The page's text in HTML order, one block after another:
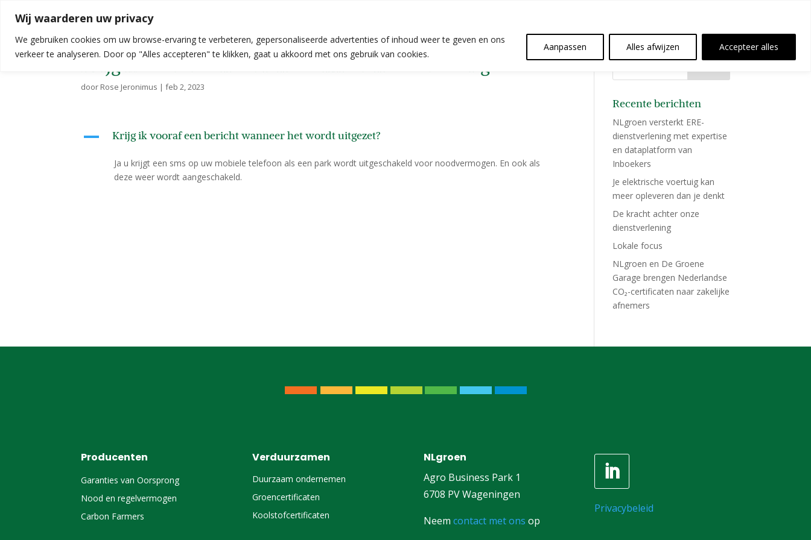
Wij waarderen uw privacy
We gebruiken cookies om uw browse-ervaring te verbeteren, gepersonaliseerde advertenties of inhoud weer te geven en ons
verkeer te analyseren. Door op "Alles accepteren" te klikken, gaat u akkoord met ons gebruik van cookies.
Aanpassen Alles afwijzen Accepteer alles
Krijg ik vooraf een bericht wanneer het wordt uitgezet?
door Rose Jeronimus |feb 2, 2023
A Krijg ik vooraf een bericht wanneer het wordt uitgezet?
Ja u krijgt een sms op uw mobiele telefoon als een park wordt uitgeschakeld voor noodvermogen. En ook als
deze weer wordt aangeschakeld.
Recente berichten
NLgroen versterkt ERE-
dienstverlening met expertise
en dataplatform van
Inboekers
Je elektrische voertuig kan
meer opleveren dan je denkt
De kracht achter onze
dienstverlening
Lokale focus
NLgroen en De Groene
Garage brengen Nederlandse
CO₂-certificaten naar zakelijke
afnemers
Producenten
Garanties van Oorsprong
Nood en regelvermogen
Carbon Farmers
Verduurzamen
Duurzaam ondernemen
Groencertificaten
Koolstofcertificaten
NLgroen
Agro Business Park 1
6708 PV Wageningen
Neem contact met ons op
Privacybeleid